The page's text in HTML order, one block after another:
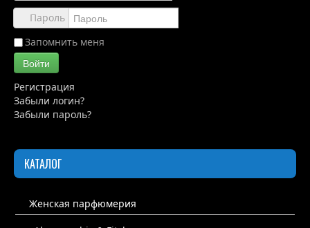
Контакты
Пароль
Запомнить меня
Войти
Регистрация
Забыли логин?
Забыли пароль?
КАТАЛОГ
Женская парфюмерия